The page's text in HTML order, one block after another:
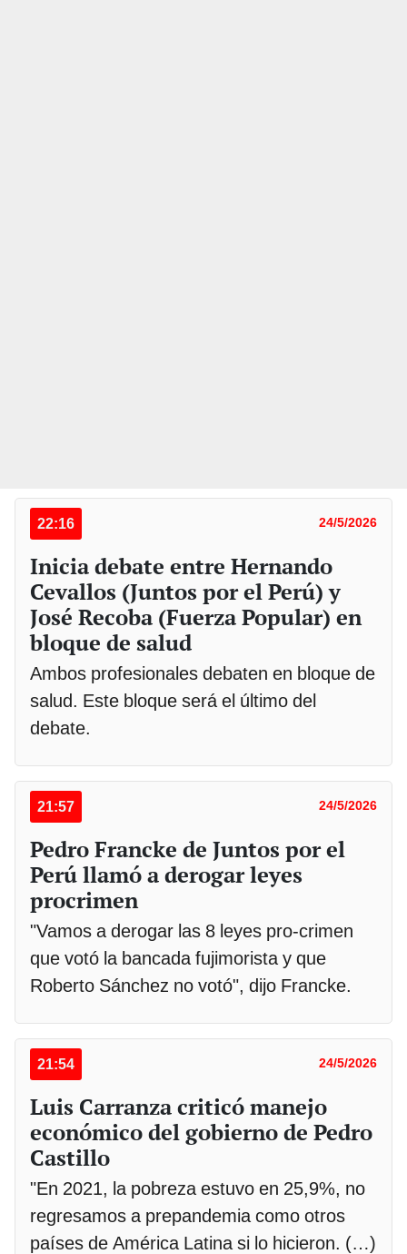
22:16 24/5/2026
Inicia debate entre Hernando
Cevallos (Juntos por el Perú) y
José Recoba (Fuerza Popular) en
bloque de salud
Ambos profesionales debaten en bloque de
salud. Este bloque será el último del
debate.
21:57 24/5/2026
Pedro Francke de Juntos por el
Perú llamó a derogar leyes
procrimen
"Vamos a derogar las 8 leyes pro-crimen
que votó la bancada fujimorista y que
Roberto Sánchez no votó", dijo Francke.
21:54 24/5/2026
Luis Carranza criticó manejo
económico del gobierno de Pedro
Castillo
"En 2021, la pobreza estuvo en 25,9%, no
regresamos a prepandemia como otros
países de América Latina si lo hicieron. (…)